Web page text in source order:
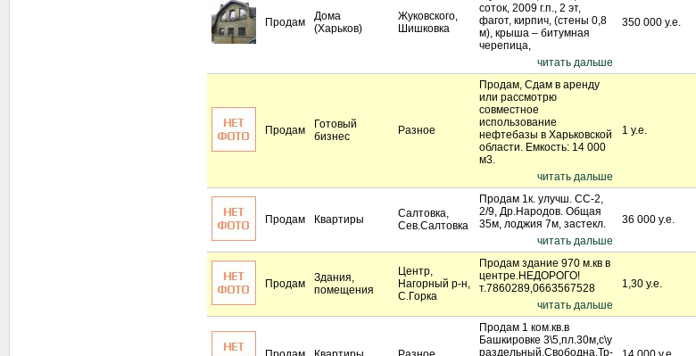
Продам
Дома
(Харьков)
Жуковского,
Шишковка
соток, 2009 г.п., 2 эт,
фагот, кирпич, (стены 0,8
м), крыша – битумная
черепица,
читать дальше
350 000 у.е.
Продам
Готовый
бизнес
Разное
Продам, Сдам в аренду
или рассмотрю
совместное
использование
нефтебазы в Харьковской
области. Емкость: 14 000
м3.
читать дальше
1 у.е.
Продам Квартиры
Салтовка,
Сев.Салтовка
Продам 1к. улучш. СС-2,
2/9, Др.Народов. Общая
35м, лоджия 7м, застекл.
читать дальше
36 000 у.е.
Продам
Здания,
помещения
Центр,
Нагорный р-н,
С.Горка
Продам здание 970 м.кв в
центре.НЕДОРОГО!
т.7860289,0663567528
читать дальше
1,30 у.е.
Продам 1 ком.кв.в
Башкировке 3\5,пл.30м,с\у
раздельный.Свободна.Тр-